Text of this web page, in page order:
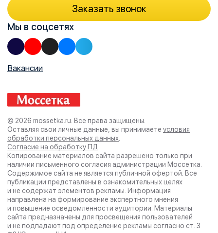
Мы в соцсетях
Вакансии
Заказать звонок
© 2026 mossetka.ru. Все права защищены.
Оставляя свои личные данные, вы принимаете условия
обработки персональных данных.
Согласие на обработку ПД
Копирование материалов сайта разрешено только при
наличии письменного согласия администрации Моссетка.
Содержимое сайта не является публичной офертой. Все
публикации представлены в ознакомительных целях
и не содержат элементов рекламы. Информация
направлена на формирование экспертного мнения
и повышение осведомленности аудитории. Материалы
сайта предназначены для просвещения пользователей
и не подпадают под определение рекламы согласно ст. 3